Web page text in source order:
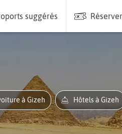
suggérés Réserver
à Gizeh Hôtels à Gizeh